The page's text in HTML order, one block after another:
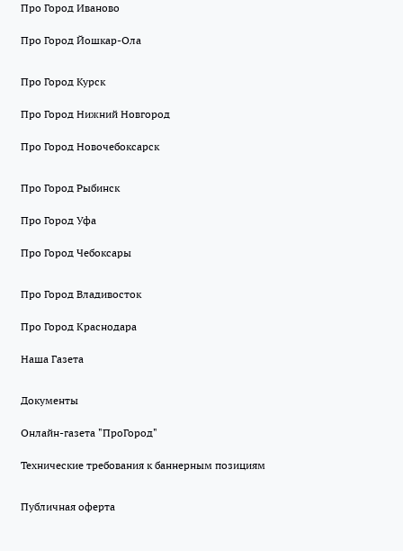
Про Город Иваново
Про Город Йошкар-Ола
Про Город Курск
Про Город Нижний Новгород
Про Город Новочебоксарск
Про Город Рыбинск
Про Город Уфа
Про Город Чебоксары
Про Город Владивосток
Про Город Краснодара
Наша Газета
Документы
Онлайн-газета "ПроГород"
Технические требования к баннерным позициям
Публичная оферта